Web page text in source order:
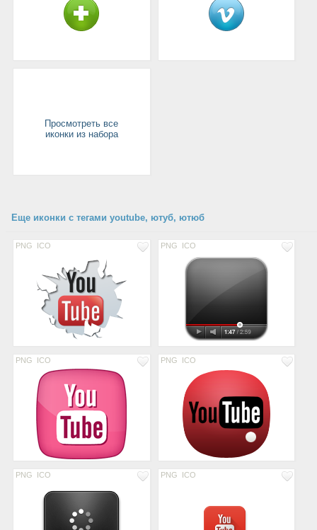
Просмотреть все
иконки из набора
Еще иконки с тегами youtube, ютуб, ютюб
PNG ICO PNG ICO
PNG ICO PNG ICO
PNG ICO PNG ICO